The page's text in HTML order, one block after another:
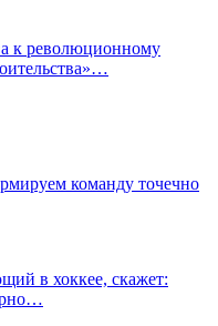
к революционному
команду точечно
в хоккее, скажет: